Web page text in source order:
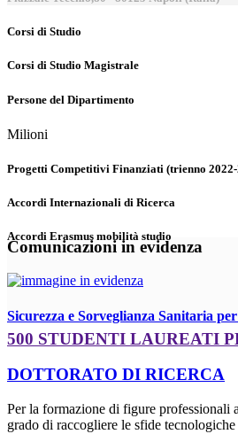
Corsi di Studio
Corsi di Studio Magistrale
Persone del Dipartimento
Milioni
Progetti Competitivi Finanziati (trienno
Accordi Internazionali di Ricerca
Accordi Erasmus mobilità studio
Comunicazioni in evidenza
Sicurezza e Sorveglianza Sanitaria
500 STUDENTI LAUREATI
DOTTORATO DI RICERCA
Per la formazione di figure professionali
grado di raccogliere le sfide